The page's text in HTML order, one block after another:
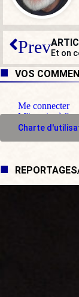
PrevEt on
VOS
Me connecter
M'inscrire à
Charte